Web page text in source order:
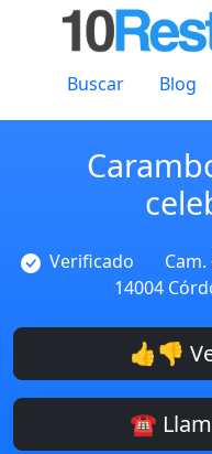
Buscar Blog
Verificado
14004
👍👎
☎️